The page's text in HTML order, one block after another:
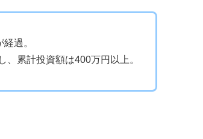
過。
累計投資額は400万円以上。